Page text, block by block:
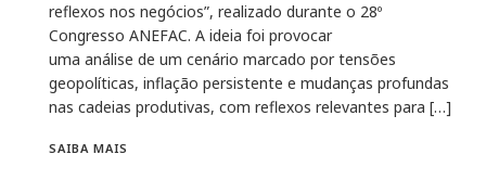
reflexos nos negócios”, realizado durante o 28º
Congresso ANEFAC. A ideia foi provocar
uma análise de um cenário marcado por tensões
geopolíticas, inflação persistente e mudanças profundas
nas cadeias produtivas, com reflexos relevantes para […]
SAIBA MAIS